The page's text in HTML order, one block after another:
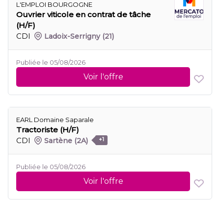
L'EMPLOI BOURGOGNE
Ouvrier viticole en contrat de tâche
(H/F)
CDI
Ladoix-Serrigny (21)
Publiée le 05/08/2026
Voir l'offre
EARL Domaine Saparale
Tractoriste (H/F)
CDI
Sartène (2A) +1
Publiée le 05/08/2026
Voir l'offre